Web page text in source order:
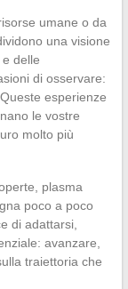
umane o da
una visione
delle
di osservare:
esperienze
le vostre
molto più
plasma
poco a poco
di adattarsi,
avanzare,
traiettoria che